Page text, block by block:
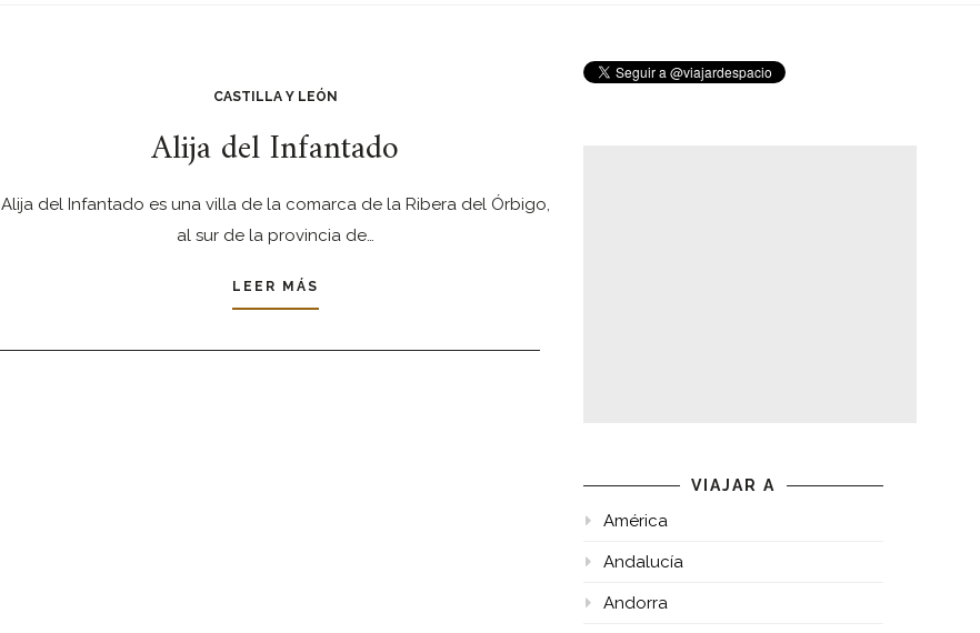
CASTILLA Y LEÓN
Alija del Infantado
Alija del Infantado es una villa de la comarca de la Ribera del Órbigo,
al sur de la provincia de…
LEER MÁS
VIAJAR A
América
Andalucía
Andorra